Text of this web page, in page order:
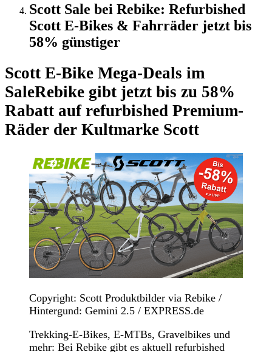
Scott Sale bei Rebike: Refurbished
Scott E-Bikes & Fahrräder jetzt bis
58% günstiger
Scott E-Bike Mega-Deals im
SaleRebike gibt jetzt bis zu 58%
Rabatt auf refurbished Premium-
Räder der Kultmarke Scott
Copyright: Scott Produktbilder via Rebike /
Hintergund: Gemini 2.5 / EXPRESS.de
Trekking-E-Bikes, E-MTBs, Gravelbikes und
mehr: Bei Rebike gibt es aktuell refurbished